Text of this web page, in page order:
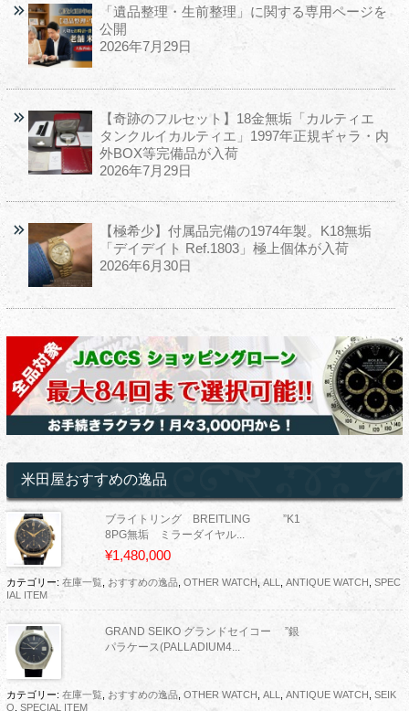
「遺品整理・生前整理」に関する専用ページを
公開
2026年7月29日
【奇跡のフルセット】18金無垢「カルティエ
タンクルイカルティエ」1997年正規ギャラ・内
外BOX等完備品が入荷
2026年7月29日
【極希少】付属品完備の1974年製。K18無垢
「デイデイト Ref.1803」極上個体が入荷
2026年6月30日
米田屋おすすめの逸品
ブライトリング BREITLING ”K1
8PG無垢 ミラーダイヤル...
¥1,480,000
カテゴリー: 在庫一覧, おすすめの逸品, OTHER WATCH ALL ANTIQUE WATCH
SPEC
IAL ITEM
GRAND SEIKO グランドセイコー ”銀
パラケース(PALLADIUM4...
カテゴリー: 在庫一覧, おすすめの逸品, OTHER WATCH ALL ANTIQUE WATCH
SEIK
O SPECIAL ITEM